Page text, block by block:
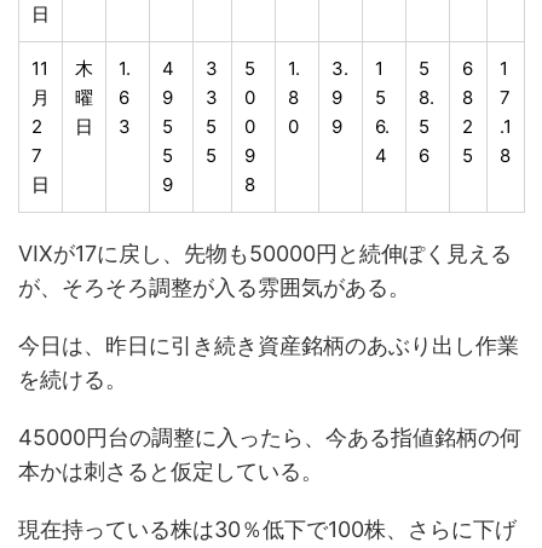
日
11
月
2
7
日
木
曜
日
1.
6
3
4
9
5
5
9
3
3
5
5
5
0
0
9
8
1.
8
0
3.
9
9
1
5
6.
4
5
8.
5
6
6
8
2
5
1
7
.1
8
VIXが17に戻し、先物も50000円と続伸ぽく見える
が、そろそろ調整が入る雰囲気がある。
今日は、昨日に引き続き資産銘柄のあぶり出し作業
を続ける。
45000円台の調整に入ったら、今ある指値銘柄の何
本かは刺さると仮定している。
現在持っている株は30％低下で100株、さらに下げ